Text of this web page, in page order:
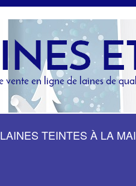
LAINES TEINTES À LA